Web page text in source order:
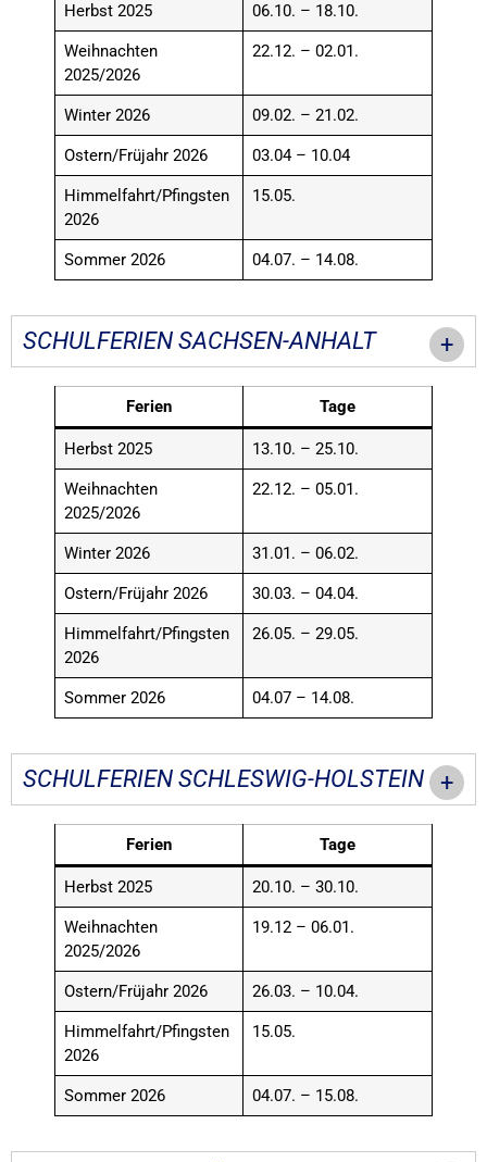
Herbst 2025 06.10. – 18.10.
Weihnachten
2025/2026
22.12. – 02.01.
Winter 2026 09.02. – 21.02.
Ostern/Früjahr 2026 03.04 – 10.04
Himmelfahrt/Pfingsten
2026
15.05.
Sommer 2026 04.07. – 14.08.
SCHULFERIEN SACHSEN-ANHALT
Ferien Tage
Herbst 2025 13.10. – 25.10.
Weihnachten
2025/2026
22.12. – 05.01.
Winter 2026 31.01. – 06.02.
Ostern/Früjahr 2026 30.03. – 04.04.
Himmelfahrt/Pfingsten
2026
26.05. – 29.05.
Sommer 2026 04.07 – 14.08.
SCHULFERIEN SCHLESWIG-HOLSTEIN
Ferien Tage
Herbst 2025 20.10. – 30.10.
Weihnachten
2025/2026
19.12 – 06.01.
Ostern/Früjahr 2026 26.03. – 10.04.
Himmelfahrt/Pfingsten
2026
15.05.
Sommer 2026 04.07. – 15.08.